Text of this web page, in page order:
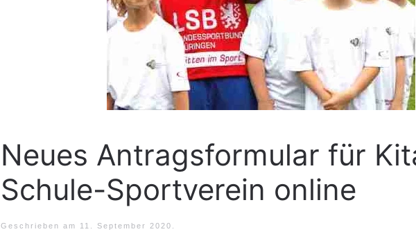
Neues Antragsformular für
Schule-Sportverein online
Geschrieben am 11. September 2020